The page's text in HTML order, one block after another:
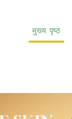
मुख्य पृष्ठ